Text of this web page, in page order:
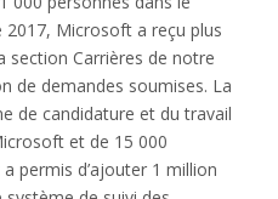
2017, Microsoft a reçu plus
section Carrières de notre
de demandes soumises. La
de candidature et du travail
et de 15 000
permis d’ajouter 1 million